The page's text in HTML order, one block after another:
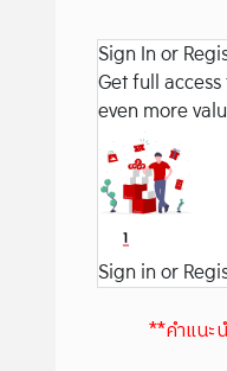
Sign In or
Get full
even more
Sign in or
**คำแนะ